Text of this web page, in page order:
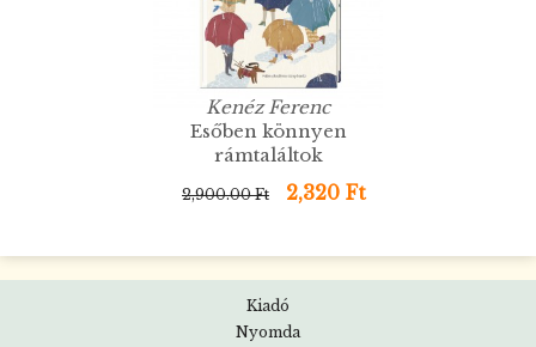
Kenéz Ferenc
Esőben könnyen
rámtaláltok
2,900.00 Ft 2,320 Ft
Kiadó
Nyomda